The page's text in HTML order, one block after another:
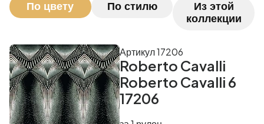
По цвету По стилю
Из этой
коллекции
Roberto Cavalli
Roberto Cavalli 6
17206
Артикул 17206